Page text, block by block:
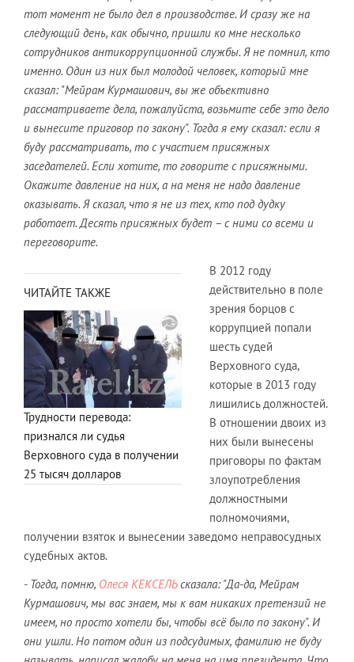
тот момент не было дел в производстве. И сразу же на
следующий день, как обычно, пришли ко мне несколько
сотрудников антикоррупционной службы. Я не помнил, кто
именно. Один из них был молодой человек, который мне
сказал: "Мейрам Курмашович, вы же объективно
рассматриваете дела, пожалуйста, возьмите себе это дело
и вынесите приговор по закону". Тогда я ему сказал: если я
буду рассматривать, то с участием присяжных
заседателей. Если хотите, то говорите с присяжными.
Окажите давление на них, а на меня не надо давление
оказывать. Я сказал, что я не из тех, кто под дудку
работает. Десять присяжных будет – с ними со всеми и
переговорите.
ЧИТАЙТЕ ТАКЖЕ
Трудности перевода:
признался ли судья
Верховного суда в получении
25 тысяч долларов
В 2012 году
действительно в поле
зрения борцов с
коррупцией попали
шесть судей
Верховного суда,
которые в 2013 году
лишились должностей.
В отношении двоих из
них были вынесены
приговоры по фактам
злоупотребления
должностными
полномочиями,
получении взяток и вынесении заведомо неправосудных
судебных актов.
- Тогда, помню, Олеся КЕКСЕЛЬсказала: "Да-да, Мейрам
Курмашович, мы вас знаем, мы к вам никаких претензий не
имеем, но просто хотели бы, чтобы всё было по закону". И
они ушли. Но потом один из подсудимых, фамилию не буду